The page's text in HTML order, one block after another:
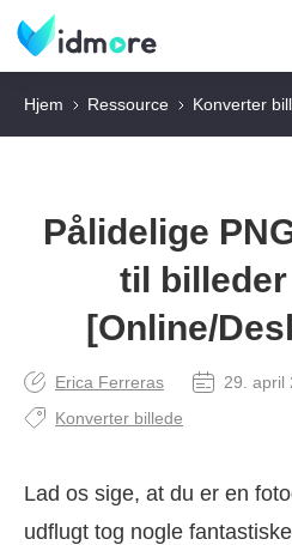
Hjem Ressource Konverter
Pålidelige
til
[Online/
Erica Ferreras
29. april
Konverter billede
Lad os sige, at du er en
udflugt tog nogle